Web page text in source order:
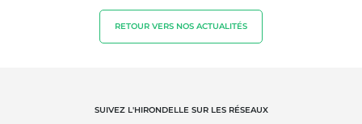
RETOUR VERS NOS ACTUALITÉS
SUIVEZ L'HIRONDELLE SUR LES RÉSEAUX